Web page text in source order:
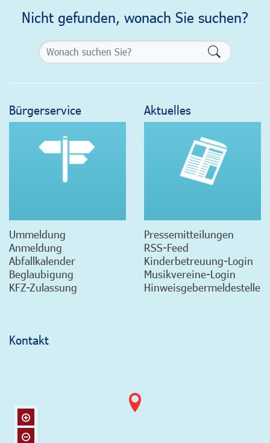
Nicht gefunden, wonach Sie suchen?
Bürgerservice
Ummeldung
Anmeldung
Abfallkalender
Beglaubigung
KFZ-Zulassung
Aktuelles
Pressemitteilungen
RSS-Feed
Kinderbetreuung-Login
Musikvereine-Login
Hinweisgebermeldestelle
Kontakt